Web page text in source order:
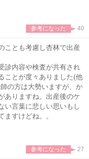
参考になった 40
ことも考慮し杏林で出産
診内容や検査が共有され
ことが度々ありました(他
の方は大勢いますが、か
ありますね。出産後のケ
い言葉に悲しい思いもし
ますけどね。。
参考になった 27